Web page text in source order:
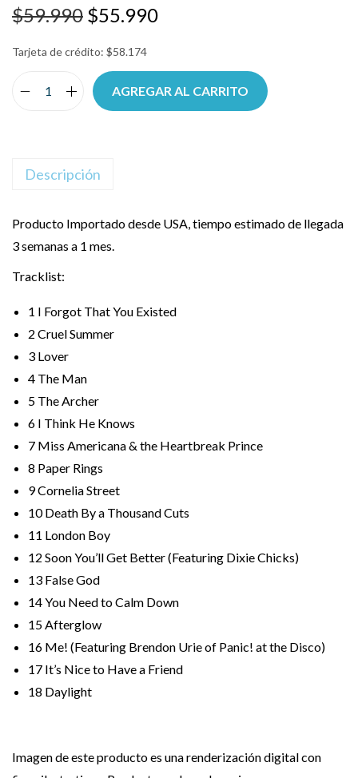
$59.990 $55.990
Tarjeta de crédito: $58.174
AGREGAR AL CARRITO
Descripción
Producto Importado desde USA, tiempo estimado de llegada
3 semanas a 1 mes.
Tracklist:
1 I Forgot That You Existed
2 Cruel Summer
3 Lover
4 The Man
5 The Archer
6 I Think He Knows
7 Miss Americana & the Heartbreak Prince
8 Paper Rings
9Cornelia Street
10Death By a Thousand Cuts
11 London Boy
12 Soon You’ll Get Better (Featuring Dixie Chicks)
13 False God
14You Need to Calm Down
15Afterglow
16 Me! (Featuring Brendon Urie of Panic! at the Disco)
17 It’s Nice to Have a Friend
18 Daylight
Imagen de este producto es una renderización digital con